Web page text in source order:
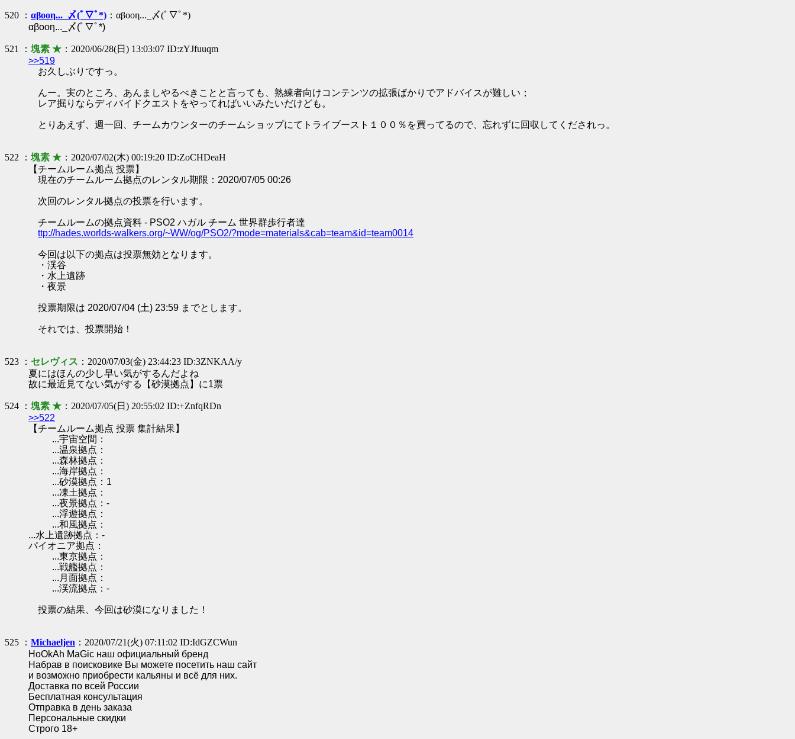
520 ： αβοοη..._〆(ﾟ▽ﾟ*) ：αβοοη..._〆(ﾟ▽ﾟ*)
αβοοη..._〆(ﾟ▽ﾟ*)
521 ： 塊素 ★ ：2020/06/28(日) 13:03:07 ID:zYJfuuqm
>>519
お久しぶりですっ。
んー。実のところ、あんましやるべきことと言っても、熟練者向けコンテンツの拡張ばかりでアドバイスが難しい；
レア掘りならディバイドクエストをやってればいいみたいだけども。
とりあえず、週一回、チームカウンターのチームショップにてトライブースト１００％を買ってるので、忘れずに回収してくだされっ。
522 ： 塊素 ★ ：2020/07/02(木) 00:19:20 ID:ZoCHDeaH
【チームルーム拠点 投票】
現在のチームルーム拠点のレンタル期限：2020/07/05 00:26
次回のレンタル拠点の投票を行います。
チームルームの拠点資料 - PSO2 ハガル チーム 世界群歩行者達
ttp://hades.worlds-walkers.org/~WW/og/PSO2/?mode=materials&cab=team&id=team0014
今回は以下の拠点は投票無効となります。
・渓谷
・水上遺跡
・夜景
投票期限は 2020/07/04 (土) 23:59 までとします。
それでは、投票開始！
523 ： セレヴィス ：2020/07/03(金) 23:44:23 ID:3ZNKAA/y
夏にはほんの少し早い気がするんだよね
故に最近見てない気がする【砂漠拠点】に1票
524 ： 塊素 ★ ：2020/07/05(日) 20:55:02 ID:+ZnfqRDn
>>522
【チームルーム拠点 投票 集計結果】
...宇宙空間：
...温泉拠点：
...森林拠点：
...海岸拠点：
...砂漠拠点：1
...凍土拠点：
...夜景拠点：-
...浮遊拠点：
...和風拠点：
...水上遺跡拠点：-
パイオニア拠点：
...東京拠点：
...戦艦拠点：
...月面拠点：
...渓流拠点：-
投票の結果、今回は砂漠になりました！
525 ： Michaeljen ：2020/07/21(火) 07:11:02 ID:IdGZCWun
HoOkAh MaGic наш официальный бренд
Набрав в поисковике Вы можете посетить наш сайт
и возможно приобрести кальяны и всё для них.
Доставка по всей России
Бесплатная консультация
Отправка в день заказа
Персональные скидки
Строго 18+